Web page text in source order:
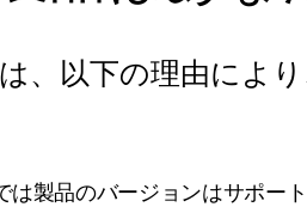
、以下の理由によ
は製品のバージョンはサポート